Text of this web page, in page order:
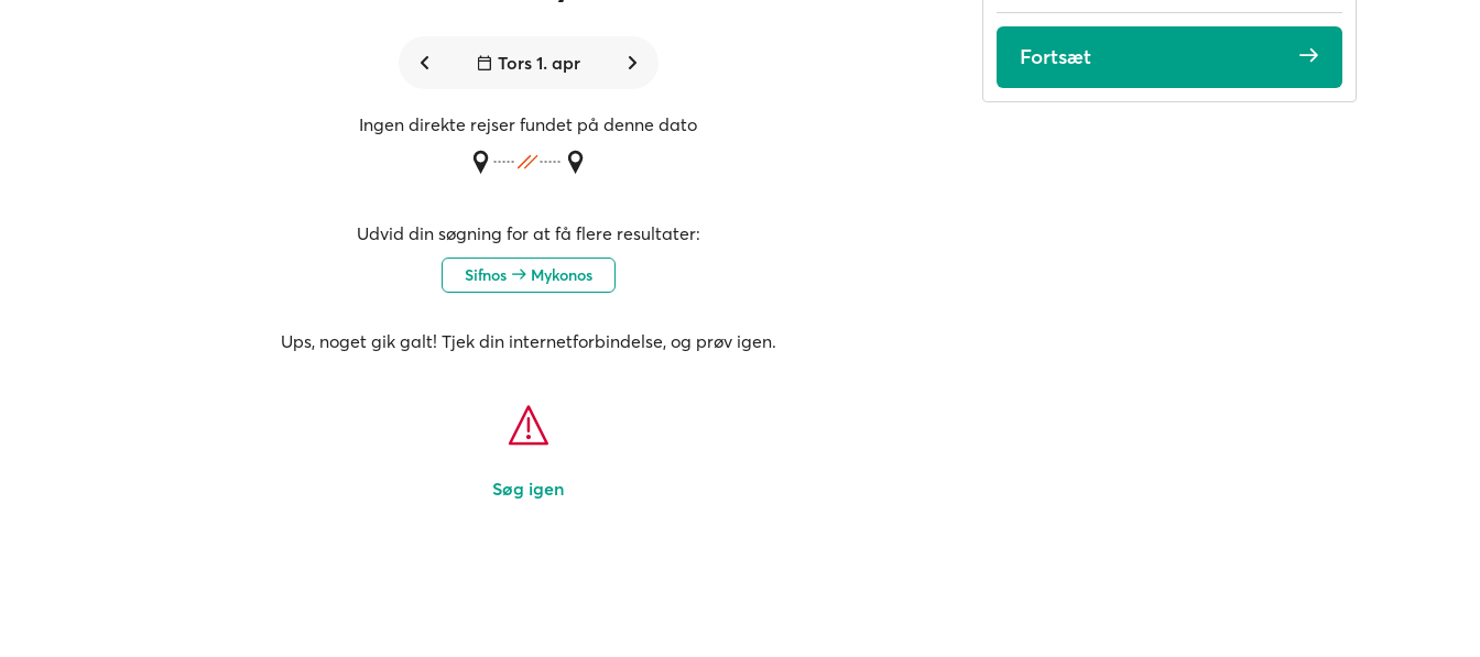
Tors 1. apr
Ingen direkte rejser fundet på denne dato
Udvid din søgning for at få flere resultater:
Sifnos Mykonos
Ups, noget gik galt! Tjek din internetforbindelse, og prøv igen.
Søg igen
Fortsæt